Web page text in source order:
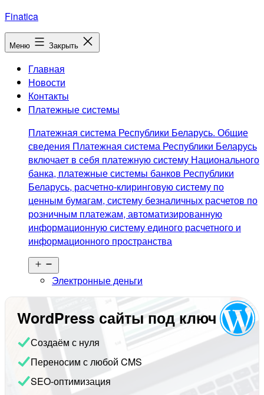
Перейти
к
содержимому
Finatica
Меню Закрыть
Главная
Новости
Контакты
Платежные системы
Платежная система Республики Беларусь. Общие
сведения Платежная система Республики Беларусь
включает в себя платежную систему Национального
банка, платежные системы банков Республики
Беларусь, расчетно-клиринговую систему по
ценным бумагам, систему безналичных расчетов по
розничным платежам, автоматизированную
информационную систему единого расчетного и
информационного пространства
меню
Электронные деньги
WordPress сайты под ключ
Создаём с нуля
Переносим с любой CMS
SEO-оптимизация